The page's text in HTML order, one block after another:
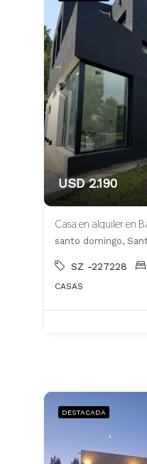
USD 2.190
SZ -227228
CASAS
DESTACADA